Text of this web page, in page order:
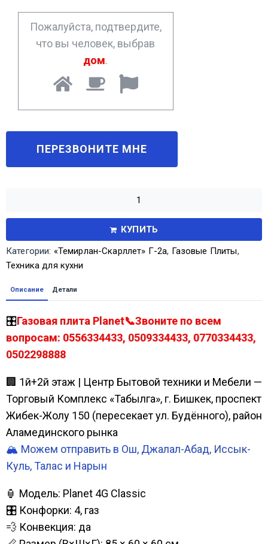
*
Пожалуйста, подтвердите,
что вы человек, выбрав
дом.
КУПИТЬ
Категории: «Темирлан-Скарллет» Г-2а, Газовые Плиты,
Техника для кухни
Описание Детали
🎛️Газовая плита Planet📞Звоните по всем
вопросам: 0556334433, 0509334433, 0770334433,
0502298888
🏢 1й+2й этаж | Центр Бытовой техники и Мебели —
Торговый Комплекс «Табылга», г. Бишкек, проспект
Жибек-Жолу 150 (пересекает ул. Будённого), район
Аламединского рынка
🏔️ Можем отправить в Ош, Джалал-Абад, Иссык-
Куль, Талас и Нарын
🏮 Модель: Planet 4G Classic
🎛️ Конфорки: 4, газ
💨 Конвекция: да